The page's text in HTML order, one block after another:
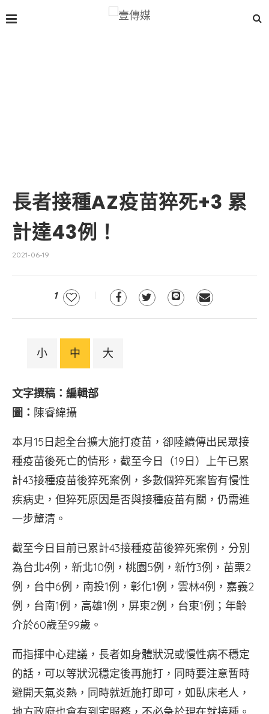
長者接種AZ疫苗猝死+3 累
計達43例！
2021-06-19
1
小 中 大
文字撰稿：編輯部
圖： 陳睿緯攝
本月15日起全台擴大施打疫苗，卻陸續傳出民眾接
種疫苗後死亡的情形，截至今日（19日）上午已累
計43接種疫苗後猝死案例，多數個猝死案皆有慢性
疾病史，但猝死原因是否與接種疫苗有關，仍需進
一步釐清。
截至今日目前已累計43接種疫苗後猝死案例，分別
為台北4例，新北10例，桃園5例，新竹3例，苗栗2
例，台中6例，南投1例，彰化1例，雲林4例，嘉義2
例，台南1例，高雄1例，屏東2例，台東1例；年齡
介於60歲至99歲。
而指揮中心建議，長者如身體狀況或慢性病不穩定
的話，可以等狀況穩定後再施打，同時要注意暫時
避開天氣炎熱，同時就近施打即可，如臥床老人，